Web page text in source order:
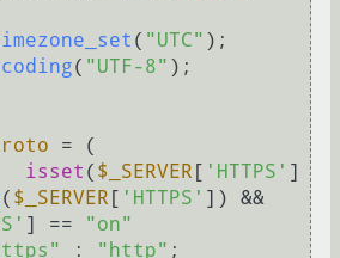
( "UTC"
( "UTF-8" );
= (
isset ( $_SERVER [ 'HTTPS' ]
( $_SERVER [ 'HTTPS'
] ==
"on"
: "http" ;